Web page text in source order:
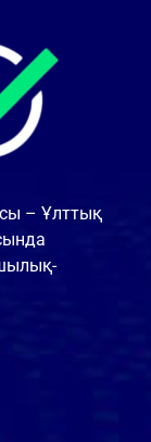
– Ұлттық